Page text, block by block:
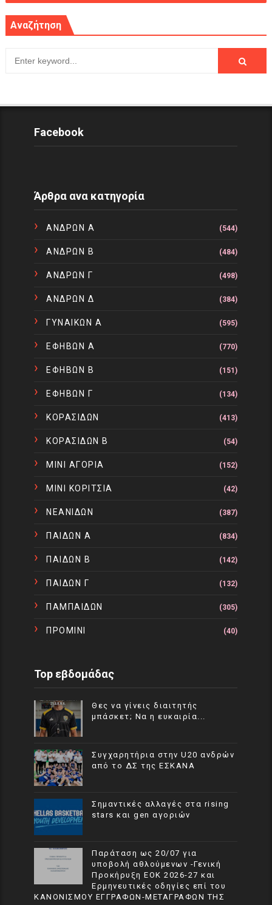
Αναζήτηση
Facebook
Άρθρα ανα κατηγορία
ΑΝΔΡΩΝ Α (544)
ΑΝΔΡΩΝ Β (484)
ΑΝΔΡΩΝ Γ (498)
ΑΝΔΡΩΝ Δ (384)
ΓΥΝΑΙΚΩΝ Α (595)
ΕΦΗΒΩΝ Α (770)
ΕΦΗΒΩΝ Β (151)
ΕΦΗΒΩΝ Γ (134)
ΚΟΡΑΣΙΔΩΝ (413)
ΚΟΡΑΣΙΔΩΝ Β (54)
ΜΙΝΙ ΑΓΟΡΙΑ (152)
ΜΙΝΙ ΚΟΡΙΤΣΙΑ (42)
ΝΕΑΝΙΔΩΝ (387)
ΠΑΙΔΩΝ Α (834)
ΠΑΙΔΩΝ Β (142)
ΠΑΙΔΩΝ Γ (132)
ΠΑΜΠΑΙΔΩΝ (305)
ΠΡΟΜΙΝΙ (40)
Top εβδομάδας
Θες να γίνεις διαιτητής
μπάσκετ; Να η ευκαιρία...
Συγχαρητήρια στην U20 ανδρών
από το ΔΣ της ΕΣΚΑΝΑ
Σημαντικές αλλαγές στα rising
stars και gen αγοριών
Παράταση ως 20/07 για
υποβολή αθλούμενων -Γενική
Προκήρυξη ΕΟΚ 2026-27 και
Ερμηνευτικές οδηγίες επί του
ΚΑΝΟΝΙΣΜΟΥ ΕΓΓΡΑΦΩΝ-ΜΕΤΑΓΡΑΦΩΝ ΤΗΣ